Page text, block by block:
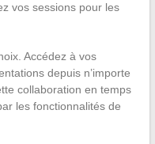
vos sessions pour les
Accédez à vos
depuis n’importe
collaboration en temps
les fonctionnalités de